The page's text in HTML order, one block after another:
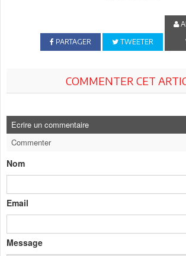
PARTAGER TWEETER
COMMENTER CET
Ecrire un commentaire
Commenter
Nom
Email
Message